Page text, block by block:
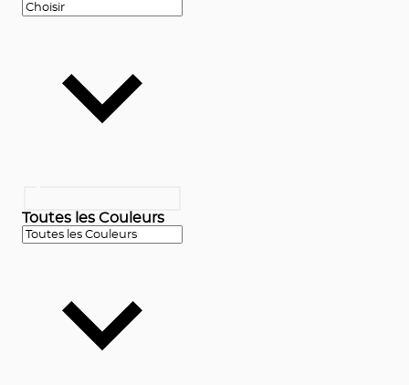
Toutes les Couleurs